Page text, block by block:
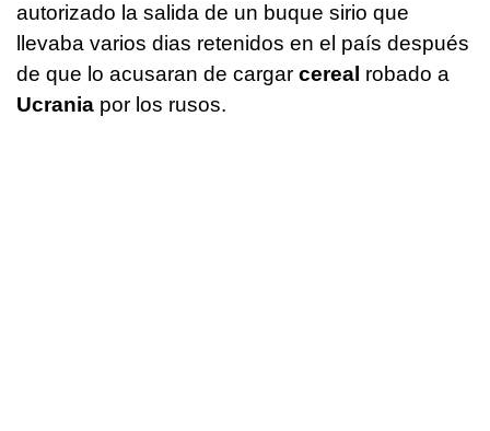
autorizado la salida de un buque sirio que
llevaba varios dias retenidos en el país después
de que lo acusaran de cargar cereal robado a
Ucrania por los rusos.